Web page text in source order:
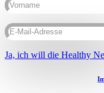
Ja, ich will die Healthy